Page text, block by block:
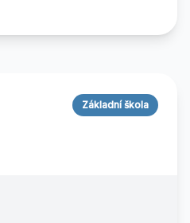
Základní škola